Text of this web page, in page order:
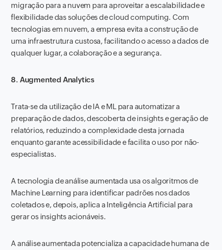
migração para a nuvem para aproveitar a escalabilidade e
flexibilidade das soluções de cloud computing. Com
tecnologias em nuvem, a empresa evita a construção de
uma infraestrutura custosa, facilitando o acesso a dados de
qualquer lugar, a colaboração e a segurança.
8. Augmented Analytics
Trata-se da utilização de IA e ML para automatizar a
preparação de dados, descoberta de insights e geração de
relatórios, reduzindo a complexidade desta jornada
enquanto garante acessibilidade e facilita o uso por não-
especialistas.
A tecnologia de análise aumentada usa os algoritmos de
Machine Learning para identificar padrões nos dados
coletados e, depois, aplica a Inteligência Artificial para
gerar os insights acionáveis.
A análise aumentada potencializa a capacidade humana de